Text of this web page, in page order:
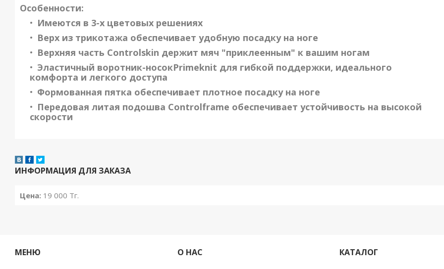
Особенности:
Имеются в 3-х цветовых решениях
Верх из трикотажа обеспечивает удобную посадку на ноге
Верхняя часть Controlskin держит мяч "приклеенным" к вашим ногам
Эластичный воротник-носокPrimeknit для гибкой поддержки, идеального
комфорта и легкого доступа
Формованная пятка обеспечивает плотное посадку на ноге
Передовая литая подошва Controlframe обеспечивает устойчивость на высокой
скорости
ИНФОРМАЦИЯ ДЛЯ ЗАКАЗА
Цена: 19 000 Тг.
МЕНЮ О НАС КАТАЛОГ